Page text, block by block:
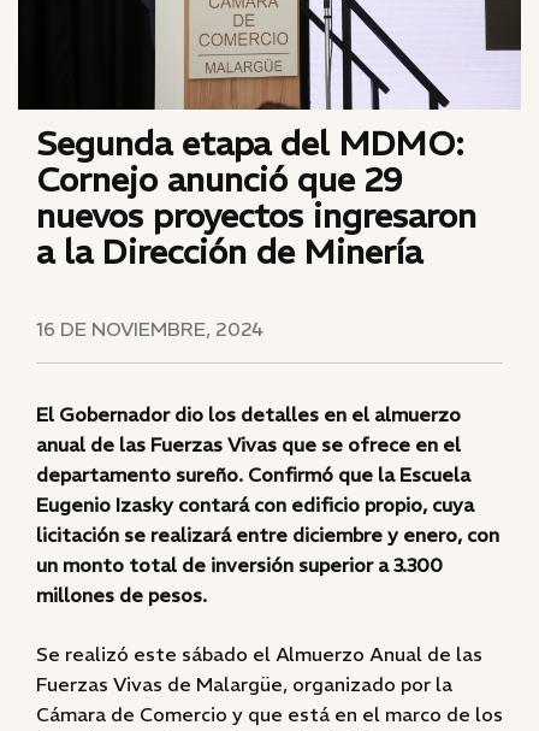
Segunda etapa del MDMO:
Cornejo anunció que 29
nuevos proyectos ingresaron
a la Dirección de Minería
16 DE NOVIEMBRE, 2024
El Gobernador dio los detalles en el almuerzo
anual de las Fuerzas Vivas que se ofrece en el
departamento sureño. Confirmó que la Escuela
Eugenio Izasky contará con edificio propio, cuya
licitación se realizará entre diciembre y enero, con
un monto total de inversión superior a 3.300
millones de pesos.
Se realizó este sábado el Almuerzo Anual de las
Fuerzas Vivas de Malargüe, organizado por la
Cámara de Comercio y que está en el marco de los